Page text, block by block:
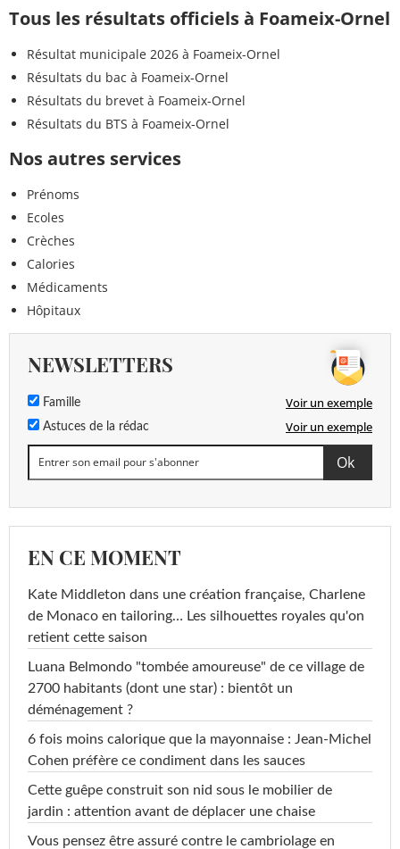
Tous les résultats officiels à Foameix-Ornel
Résultat municipale 2026 à Foameix-Ornel
Résultats du bac à Foameix-Ornel
Résultats du brevet à Foameix-Ornel
Résultats du BTS à Foameix-Ornel
Nos autres services
Prénoms
Ecoles
Crèches
Calories
Médicaments
Hôpitaux
NEWSLETTERS
Famille Voir un exemple
Astuces de la rédac Voir un exemple
EN CE MOMENT
Kate Middleton dans une création française, Charlene
de Monaco en tailoring… Les silhouettes royales qu'on
retient cette saison
Luana Belmondo "tombée amoureuse" de ce village de
2700 habitants (dont une star) : bientôt un
déménagement ?
6 fois moins calorique que la mayonnaise : Jean-Michel
Cohen préfère ce condiment dans les sauces
Cette guêpe construit son nid sous le mobilier de
jardin : attention avant de déplacer une chaise
Vous pensez être assuré contre le cambriolage en